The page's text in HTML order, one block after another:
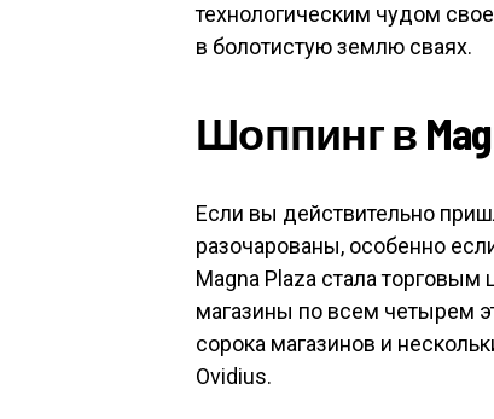
технологическим чудом
в болотистую землю сваях.
Шоппинг в
Если вы действительно
разочарованы, особенно
Magna Plaza стала
магазины по всем четырем
сорока магазинов и
Ovidius.